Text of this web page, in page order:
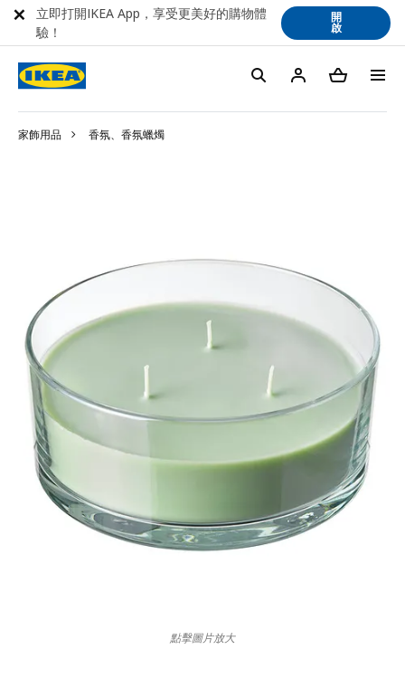
家飾用品 香氛、香氛蠟燭
點擊圖片放大
立即打開IKEA App，享受更美好的購物體
驗！
開
啟